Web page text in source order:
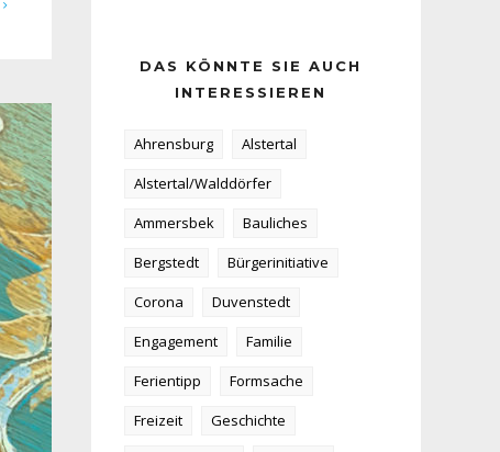
DAS KÖNNTE SIE AUCH
INTERESSIEREN
Ahrensburg
Alstertal
Alstertal/Walddörfer
Ammersbek
Bauliches
Bergstedt
Bürgerinitiative
Corona
Duvenstedt
Engagement
Familie
Ferientipp
Formsache
Freizeit
Geschichte